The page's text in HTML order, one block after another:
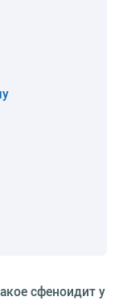
сфеноидит у